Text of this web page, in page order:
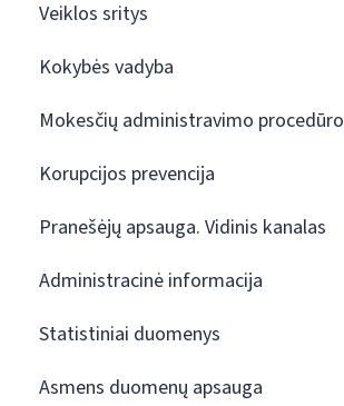
Veiklos sritys
Kokybės vadyba
Mokesčių administravimo
Korupcijos prevencija
Pranešėjų apsauga. Vidinis kanalas
Administracinė informacija
Statistiniai duomenys
Asmens duomenų apsauga